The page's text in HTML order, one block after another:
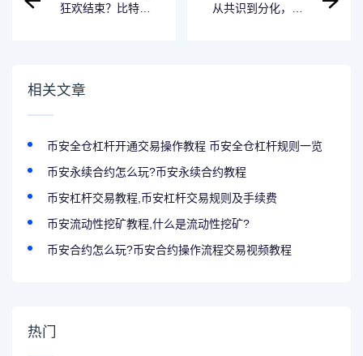
狂欢结束？比特币
从共识到分化，香
相关文章
币安全仓杠杆开通交易操作教程 币安全仓杠杆规则一览
币安永续合约怎么玩?币安永续合约教程
币安杠杆交易教程,币安杠杆交易规则及手续费
币安流动性挖矿教程,什么是流动性挖矿?
币安合约怎么玩?币安合约操作流程交易视频教程
热门